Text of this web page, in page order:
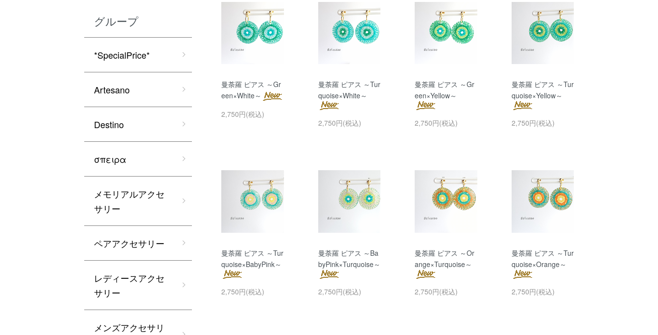
曼荼羅 ピアス ～Gr
een×White～
2,750円(税込)
曼荼羅 ピアス ～Tur
quoise×White～
2,750円(税込)
曼荼羅 ピアス ～Gr
een×Yellow～
2,750円(税込)
曼荼羅 ピアス ～Tur
quoise×Yellow～
2,750円(税込)
曼荼羅 ピアス ～Tur
quoise×BabyPink～
2,750円(税込)
曼荼羅 ピアス ～Ba
byPink×Turquoise～
2,750円(税込)
曼荼羅 ピアス ～Or
ange×Turquoise～
2,750円(税込)
曼荼羅 ピアス ～Tur
quoise×Orange～
2,750円(税込)
グループ
*SpecialPrice*
Artesano
Destino
σπειρα
メモリアルアクセ
サリー
ペアアクセサリー
レディースアクセ
サリー
メンズアクセサリ